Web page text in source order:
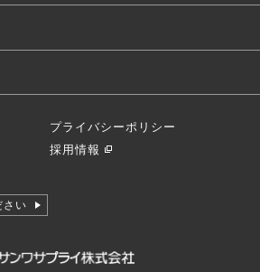
プライバシーポリシー
採用情報
さい